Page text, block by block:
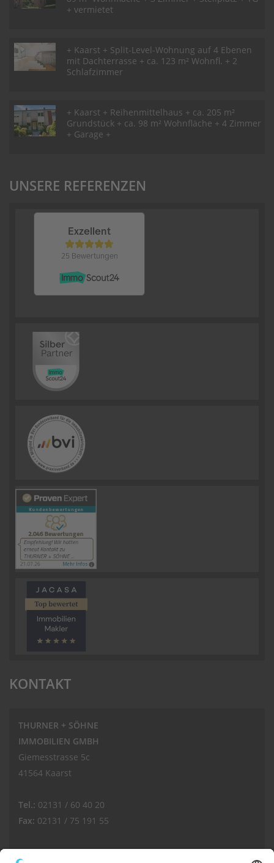
+ vermietet
+ Kaarst + Split-Level-Wohnung auf 4 Ebenen
mit Dachterrasse + ca. 123 m² Wohnfl. + 2
Schlafzimmer
+ Kaarst + Reihenmittelhaus + ca. 205 m²
Grundstück + ca. 98 m² Wohnfläche + 4 Zimmer
+ Garage +
UNSERE REFERENZEN
KONTAKT
THURNER + SÖHNE
IMMOBILIEN GMBH
Giemesstrasse 5c
41564 Kaarst
Tel.: 02131 / 60 40 20
Fax: 02131 / 75 191 55
E-Mail: